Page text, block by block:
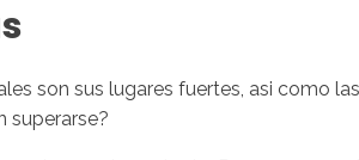
son sus lugares fuertes, asi­ como
superarse?